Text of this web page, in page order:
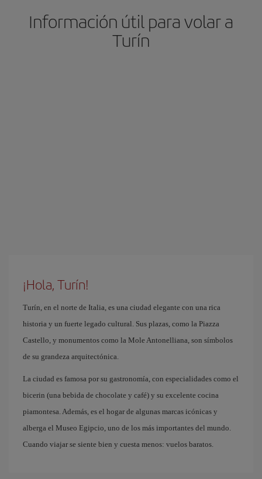
Información útil para volar a
Turín
¡Hola, Turín!
Turín, en el norte de Italia, es una ciudad elegante con una rica
historia y un fuerte legado cultural. Sus plazas, como la Piazza
Castello, y monumentos como la Mole Antonelliana, son símbolos
de su grandeza arquitectónica.
La ciudad es famosa por su gastronomía, con especialidades como el
bicerin (una bebida de chocolate y café) y su excelente cocina
piamontesa. Además, es el hogar de algunas marcas icónicas y
alberga el Museo Egipcio, uno de los más importantes del mundo.
Cuando viajar se siente bien y cuesta menos: vuelos baratos.